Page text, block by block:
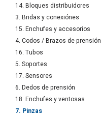
14. Bloques distribuidores
3. Bridas y conexiónes
15. Enchufes y accesorios
4. Codos / Brazos de prensión
16. Tubos
5. Soportes
17. Sensores
6. Dedos de prensión
18. Enchufes y ventosas
7. Pinzas